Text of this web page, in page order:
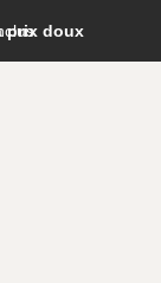
prix doux